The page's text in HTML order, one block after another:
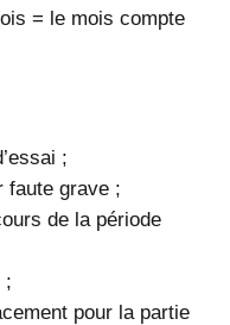
= le mois compte
;
faute grave ;
de la période
;
pour la partie